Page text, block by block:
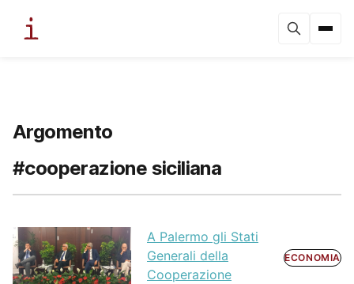
Argomento
#cooperazione siciliana
A Palermo gli Stati
Generali della
Cooperazione
ECONOMIA